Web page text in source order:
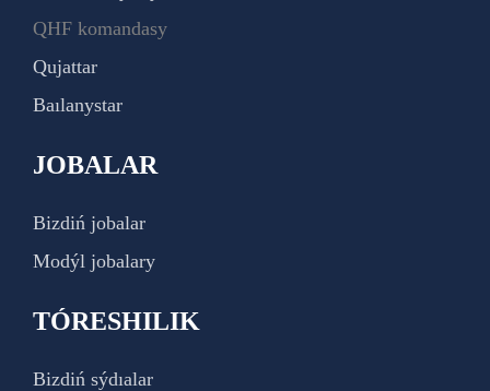
QHF komandasy
Qujattar
Baılanystar
JOBALAR
Bizdiń jobalar
Modýl jobalary
TÓRESHILIK
Bizdiń sýdıalar